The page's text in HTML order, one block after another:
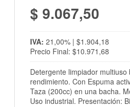
$ 9.067,50
IVA: 21,00% | $1.904,18
Precio Final: $10.971,68
Detergente limpiador
rendimiento. Con Espuma
Taza (200cc) en una bacha.
Uso industrial. Presentación: